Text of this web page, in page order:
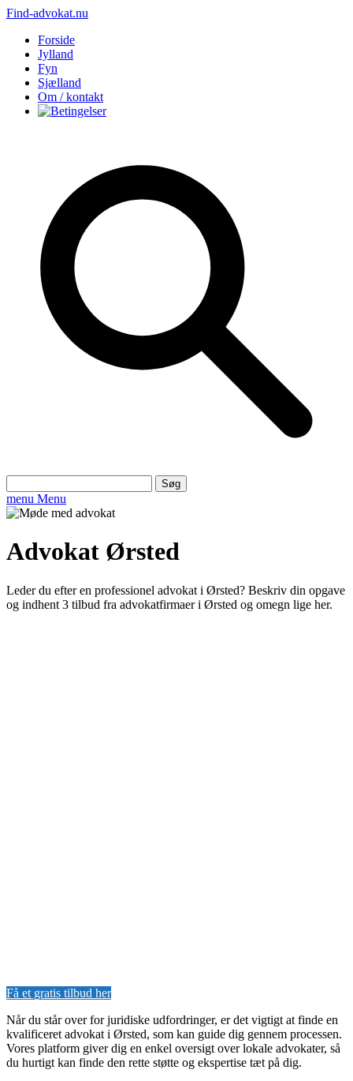
Find-advokat.nu
Forside
Jylland
Fyn
Sjælland
Om / kontakt
efter:
menu Menu
Advokat Ørsted
Leder du efter en professionel advokat i Ørsted? Beskriv din opgave
og indhent 3 tilbud fra advokatfirmaer i Ørsted og omegn lige her.
Få et gratis tilbud her
Når du står over for juridiske udfordringer, er det vigtigt at finde en
kvalificeret advokat i Ørsted, som kan guide dig gennem processen.
Vores platform giver dig en enkel oversigt over lokale advokater, så
du hurtigt kan finde den rette støtte og ekspertise tæt på dig.